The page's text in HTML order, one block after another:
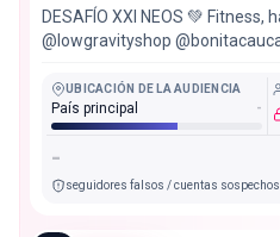
DESAFÍO XXI NEOS 💚 Fitness,
@lowgravityshop
UBICACIÓN DE LA AUDIENCIA
País principal -
-
seguidores falsos / cuentas